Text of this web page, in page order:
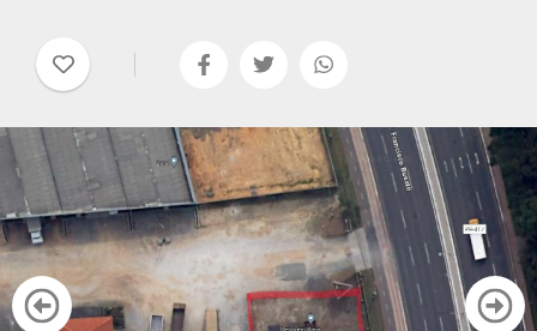
CONTATO
Favoritos
Cadastre seu imóvel
Área do Cliente
Vendas: (41)